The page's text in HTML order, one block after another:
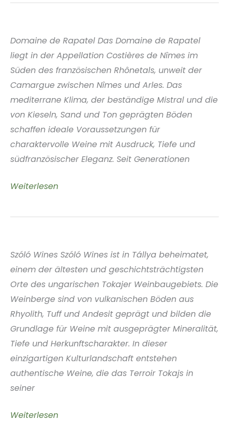
Domaine de Rapatel Das Domaine de Rapatel
liegt in der Appellation Costières de Nîmes im
Süden des französischen Rhônetals, unweit der
Camargue zwischen Nîmes und Arles. Das
mediterrane Klima, der beständige Mistral und die
von Kieseln, Sand und Ton geprägten Böden
schaffen ideale Voraussetzungen für
charaktervolle Weine mit Ausdruck, Tiefe und
südfranzösischer Eleganz. Seit Generationen
Domaine
Rapatel
Nîmes
Frankreich
Weiterlesen
Szóló Wines Szóló Wines ist in Tállya beheimatet,
einem der ältesten und geschichtsträchtigsten
Orte des ungarischen Tokajer Weinbaugebiets. Die
Weinberge sind von vulkanischen Böden aus
Rhyolith, Tuff und Andesit geprägt und bilden die
Grundlage für Weine mit ausgeprägter Mineralität,
Tiefe und Herkunftscharakter. In dieser
einzigartigen Kulturlandschaft entstehen
authentische Weine, die das Terroir Tokajs in
seiner
Szóló
Weiterlesen